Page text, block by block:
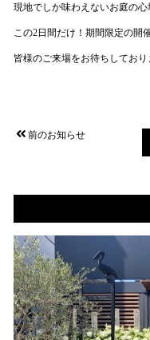
現地でしか味わえないお庭の心
この2日間だけ！期間限定の開
皆様のご来場をお待ちしており
前のお知らせ